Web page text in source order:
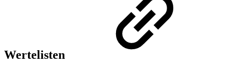
Wertelisten